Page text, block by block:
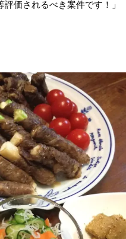
価されるべき案件です！」